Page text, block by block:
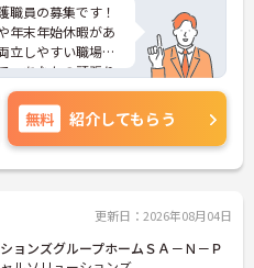
職員の募集です！
年末年始休暇があ
立しやすい職場で
、あなたの頑張り
ご興味のある方
で、お気軽にご
無料 紹介してもらう
更新日：2026年08月04日
ョンズグループホームＳＡ－Ｎ－Ｐ